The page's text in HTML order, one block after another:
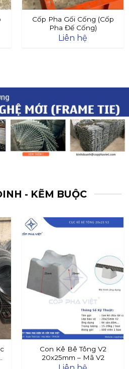
Cốp Pha Gối Cống (Cốp
Pha Đế Cống)
Liên hệ
- KẼM BUỘC
Con Kê Bê Tông V2
20x25mm – Mã V2